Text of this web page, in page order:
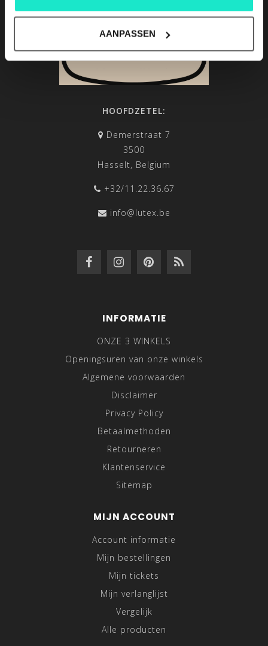
AANPASSEN
HOOFDZETEL:
Demerstraat 7
3500
Hasselt, Belgium
+32/11.22.36.67
info@lutex.be
INFORMATIE
ONZE 3 WINKELS
Openingsuren van onze winkels
Algemene voorwaarden
Disclaimer
Privacy Policy
Betaalmethoden
Retourneren
Klantenservice
Sitemap
MIJN ACCOUNT
Account informatie
Mijn bestellingen
Mijn tickets
Mijn verlanglijst
Vergelijk
Alle producten